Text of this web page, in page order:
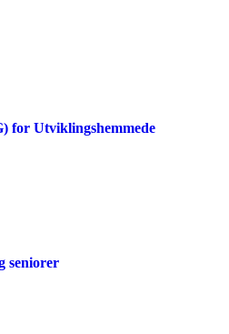
for Utviklingshemmede
seniorer